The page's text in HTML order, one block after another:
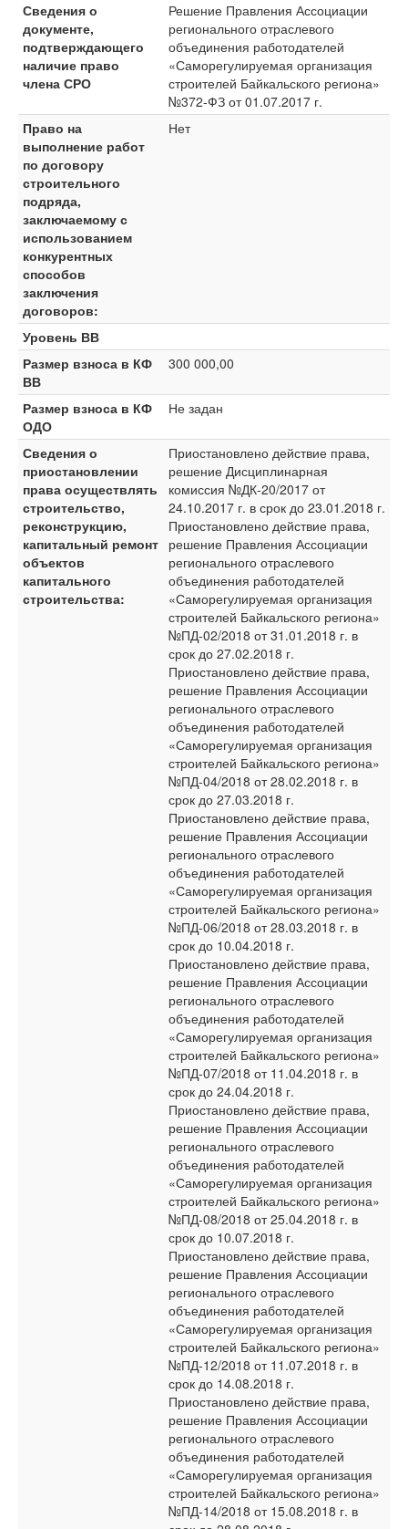
Сведения о
документе,
подтверждающего
наличие право
члена СРО
Решение Правления Ассоциации
регионального отраслевого
объединения работодателей
«Саморегулируемая организация
строителей Байкальского региона»
№372-ФЗ от 01.07.2017 г.
Право на
выполнение работ
по договору
строительного
подряда,
заключаемому с
использованием
конкурентных
способов
заключения
договоров:
Нет
Уровень ВВ
Размер взноса в КФ
ВВ
300 000,00
Размер взноса в КФ
ОДО
Не задан
Сведения о
приостановлении
права осуществлять
строительство,
реконструкцию,
капитальный ремонт
объектов
капитального
строительства:
Приостановлено действие права,
решение Дисциплинарная
комиссия №ДК-20/2017 от
24.10.2017 г. в срок до 23.01.2018 г.
Приостановлено действие права,
решение Правления Ассоциации
регионального отраслевого
объединения работодателей
«Саморегулируемая организация
строителей Байкальского региона»
№ПД-02/2018 от 31.01.2018 г. в
срок до 27.02.2018 г.
Приостановлено действие права,
решение Правления Ассоциации
регионального отраслевого
объединения работодателей
«Саморегулируемая организация
строителей Байкальского региона»
№ПД-04/2018 от 28.02.2018 г. в
срок до 27.03.2018 г.
Приостановлено действие права,
решение Правления Ассоциации
регионального отраслевого
объединения работодателей
«Саморегулируемая организация
строителей Байкальского региона»
№ПД-06/2018 от 28.03.2018 г. в
срок до 10.04.2018 г.
Приостановлено действие права,
решение Правления Ассоциации
регионального отраслевого
объединения работодателей
«Саморегулируемая организация
строителей Байкальского региона»
№ПД-07/2018 от 11.04.2018 г. в
срок до 24.04.2018 г.
Приостановлено действие права,
решение Правления Ассоциации
регионального отраслевого
объединения работодателей
«Саморегулируемая организация
строителей Байкальского региона»
№ПД-08/2018 от 25.04.2018 г. в
срок до 10.07.2018 г.
Приостановлено действие права,
решение Правления Ассоциации
регионального отраслевого
объединения работодателей
«Саморегулируемая организация
строителей Байкальского региона»
№ПД-12/2018 от 11.07.2018 г. в
срок до 14.08.2018 г.
Приостановлено действие права,
решение Правления Ассоциации
регионального отраслевого
объединения работодателей
«Саморегулируемая организация
строителей Байкальского региона»
№ПД-14/2018 от 15.08.2018 г. в